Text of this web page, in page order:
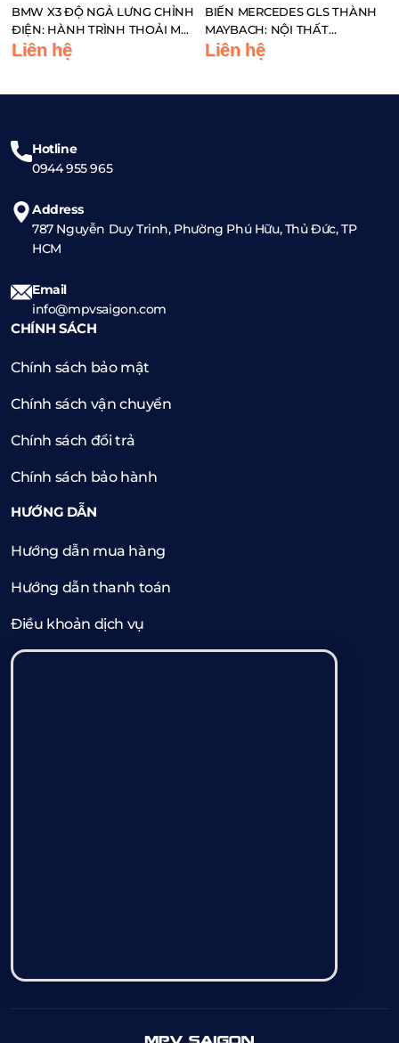
BMW X3 ĐỘ NGẢ LƯNG CHỈNH
ĐIỆN: HÀNH TRÌNH THOẢI MÁI
CHUẨN CÔNG THÁI HỌC
Liên hệ
BIẾN MERCEDES GLS THÀNH
MAYBACH: NỘI THẤT
LIMOUSINE, TIỆN NGHI CAO
CẤP VÀ CÔNG THÁI HỌC
Liên hệ
Hotline
0944 955 965
Address
787 Nguyễn Duy Trinh, Phường Phú Hữu, Thủ Đức, TP
HCM
Email
info@mpvsaigon.com
CHÍNH SÁCH
Chính sách bảo mật
Chính sách vận chuyển
Chính sách đổi trả
Chính sách bảo hành
HƯỚNG DẪN
Hướng dẫn mua hàng
Hướng dẫn thanh toán
Điều khoản dịch vụ